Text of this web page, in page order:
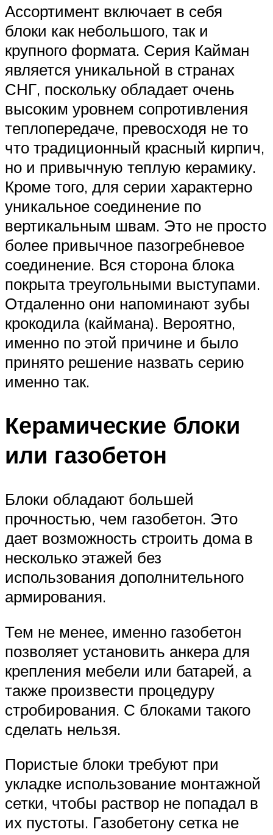
Ассортимент включает в себя
блоки как небольшого, так и
крупного формата. Серия Кайман
является уникальной в странах
СНГ, поскольку обладает очень
высоким уровнем сопротивления
теплопередаче, превосходя не то
что традиционный красный кирпич,
но и привычную теплую керамику.
Кроме того, для серии характерно
уникальное соединение по
вертикальным швам. Это не просто
более привычное пазогребневое
соединение. Вся сторона блока
покрыта треугольными выступами.
Отдаленно они напоминают зубы
крокодила (каймана). Вероятно,
именно по этой причине и было
принято решение назвать серию
именно так.
Керамические блоки
или газобетон
Блоки обладают большей
прочностью, чем газобетон. Это
дает возможность строить дома в
несколько этажей без
использования дополнительного
армирования.
Тем не менее, именно газобетон
позволяет установить анкера для
крепления мебели или батарей, а
также произвести процедуру
стробирования. С блоками такого
сделать нельзя.
Пористые блоки требуют при
укладке использование монтажной
сетки, чтобы раствор не попадал в
их пустоты. Газобетону сетка не